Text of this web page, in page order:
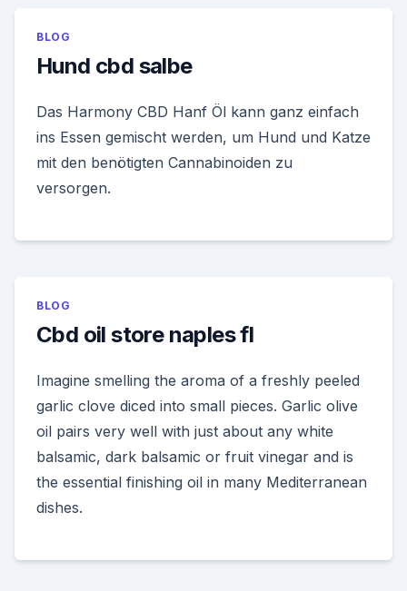
BLOG
Hund cbd salbe
Das Harmony CBD Hanf Öl kann ganz einfach
ins Essen gemischt werden, um Hund und Katze
mit den benötigten Cannabinoiden zu
versorgen.
BLOG
Cbd oil store naples fl
Imagine smelling the aroma of a freshly peeled
garlic clove diced into small pieces. Garlic olive
oil pairs very well with just about any white
balsamic, dark balsamic or fruit vinegar and is
the essential finishing oil in many Mediterranean
dishes.